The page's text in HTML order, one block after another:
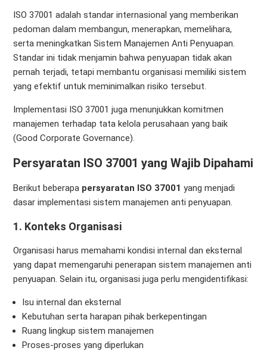
ISO 37001 adalah standar internasional yang memberikan
pedoman dalam membangun, menerapkan, memelihara,
serta meningkatkan Sistem Manajemen Anti Penyuapan.
Standar ini tidak menjamin bahwa penyuapan tidak akan
pernah terjadi, tetapi membantu organisasi memiliki sistem
yang efektif untuk meminimalkan risiko tersebut.
Implementasi ISO 37001 juga menunjukkan komitmen
manajemen terhadap tata kelola perusahaan yang baik
(Good Corporate Governance).
Persyaratan ISO 37001 yang Wajib Dipahami
Berikut beberapa persyaratan ISO 37001 yang menjadi
dasar implementasi sistem manajemen anti penyuapan.
1. Konteks Organisasi
Organisasi harus memahami kondisi internal dan eksternal
yang dapat memengaruhi penerapan sistem manajemen anti
penyuapan. Selain itu, organisasi juga perlu mengidentifikasi:
Isu internal dan eksternal
Kebutuhan serta harapan pihak berkepentingan
Ruang lingkup sistem manajemen
Proses-proses yang diperlukan